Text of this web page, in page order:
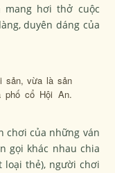
mang hơi thở cuộc
duyên dáng của
sản, vừa là sản
phố cổ Hội An.
chơi của những ván
gọi khác nhau chia
loại thẻ), người chơi